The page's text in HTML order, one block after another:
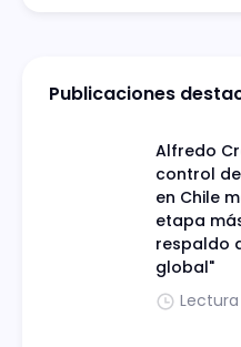
Publicaciones
Alfredo
control
en Chile
etapa
respaldo
global"